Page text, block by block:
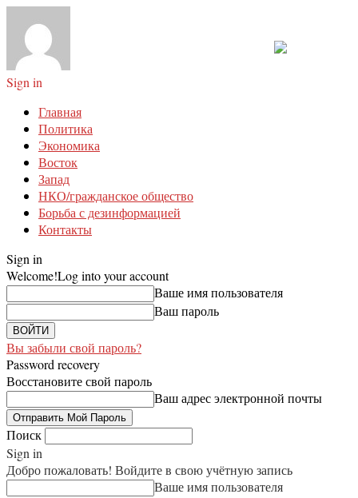
Sign in
Главная
Политика
Экономика
Восток
Запад
НКО/гражданское общество
Борьба с дезинформацией
Контакты
Sign in
Welcome!Log into your account
Ваше имя пользователя
Ваш пароль
Вы забыли свой пароль?
Password recovery
Восстановите свой пароль
Ваш адрес электронной почты
Поиск
Sign in
Добро пожаловать! Войдите в свою учётную запись
Ваше имя пользователя